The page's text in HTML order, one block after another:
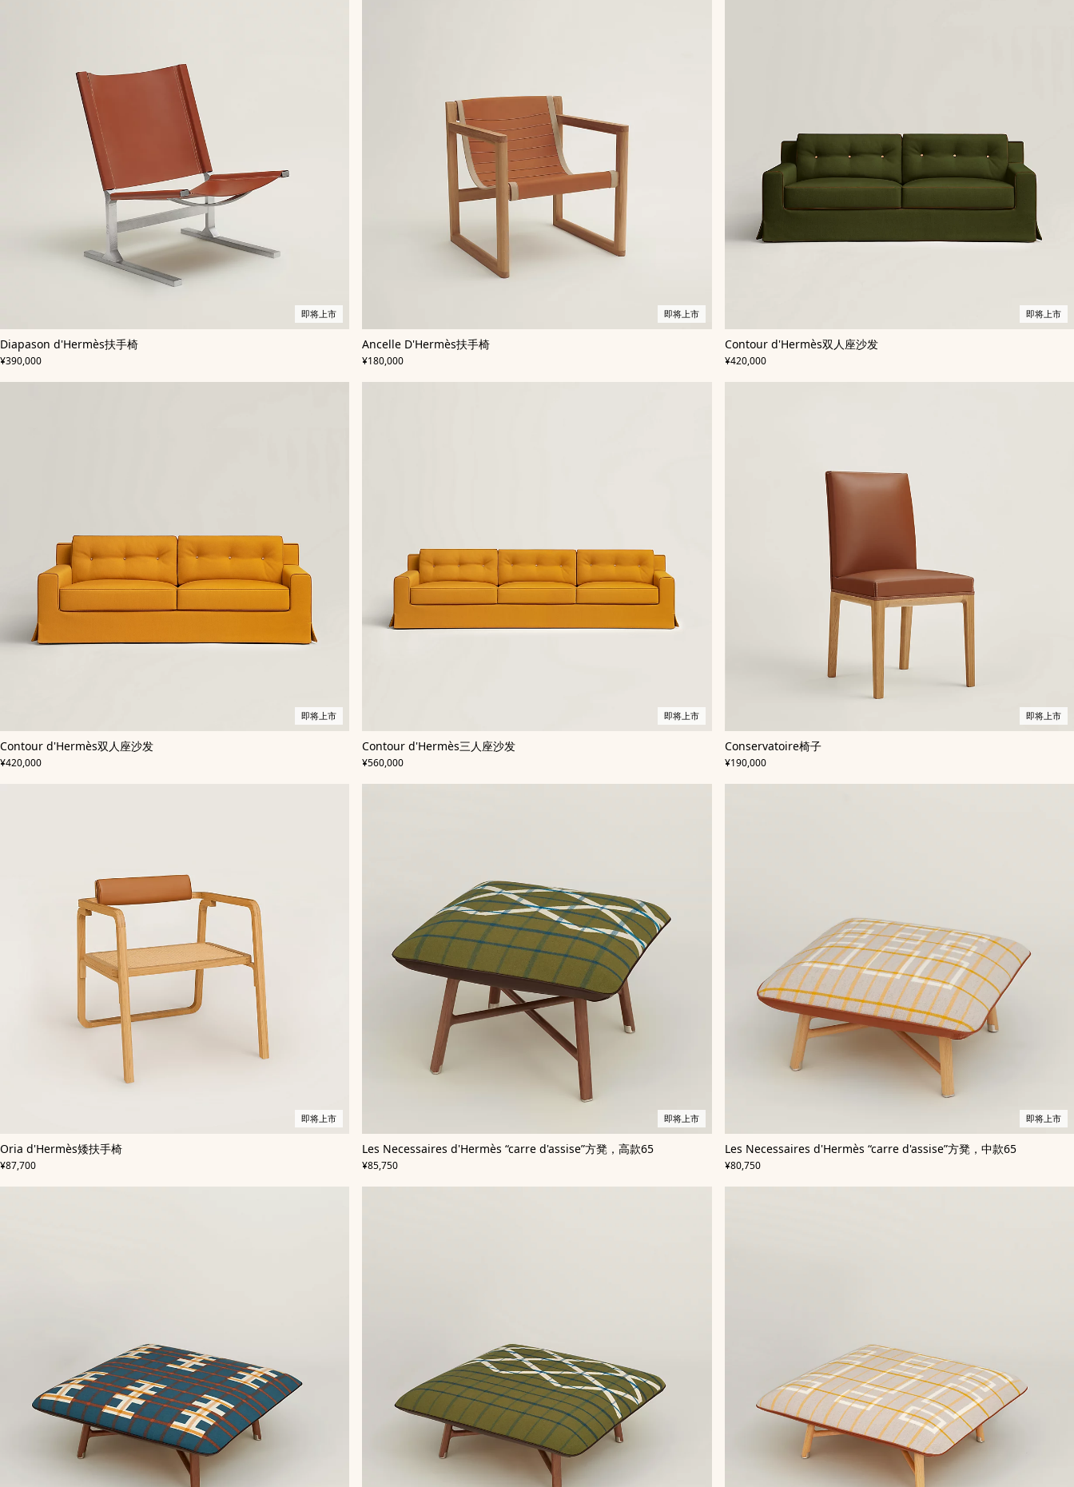
Diapason d'Hermès扶手椅
,颜
色:
米
天
,
价格
¥390,000
即
将
上
即将上市
Ancelle D'Hermès扶手椅
,颜
色:
米
天
,
价格
¥180,000
即
将
上
即将上市
Contour d'Hermès双人座沙发
,颜
色:
绿
,
价格
¥420,000
即
将
上
即将上市
Contour d'Hermès双人座沙发
,颜
色:
黄
,
价格
¥420,000
即
将
上
即将上市
Contour d'Hermès三人座沙发
,颜
色:
黄
,
价格
¥560,000
即
将
上
即将上市
Conservatoire椅子
,颜
色:
米
天
,
价格
¥190,000
即
将
上
即将上市
Oria d'Hermès矮扶手椅
,颜
色:
棕
,
价格
¥87,700
即
将
上
即将上市
Les Necessaires d'Hermès “carre d'assise”方凳，高款65
, 颜
色:
绿
,
价格
¥85,750
即
将
上
即将上市
Les Necessaires d'Hermès “carre d'assise”方凳，中款65
, 颜
色:
多
,
价格
¥80,750
即
将
上
即将上市